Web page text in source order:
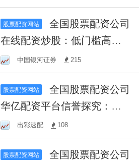
产增值梦想！
股票配资网站
全国股票配资公司
在线配资炒股：低门槛高收
益，助您把握投资机遇！
中国银河证券 215
股票配资网站
全国股票配资公司
华亿配资平台信誉探究：用
户真实评价与可信度分析
出彩速配 108
股票配资网站
全国股票配资公司